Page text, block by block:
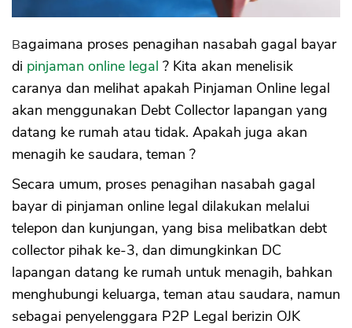
Bagaimana proses penagihan nasabah gagal bayar
di pinjaman online legal ? Kita akan menelisik
caranya dan melihat apakah Pinjaman Online legal
akan menggunakan Debt Collector lapangan yang
datang ke rumah atau tidak. Apakah juga akan
menagih ke saudara, teman ?
Secara umum, proses penagihan nasabah gagal
bayar di pinjaman online legal dilakukan melalui
telepon dan kunjungan, yang bisa melibatkan debt
collector pihak ke-3, dan dimungkinkan DC
lapangan datang ke rumah untuk menagih, bahkan
menghubungi keluarga, teman atau saudara, namun
sebagai penyelenggara P2P Legal berizin OJK